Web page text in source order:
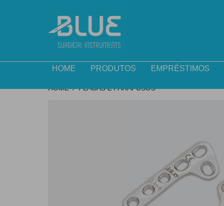
HOME PRODUTOS EMPRÉSTIMOS
HOME / PLACAS E PARAFUSOS